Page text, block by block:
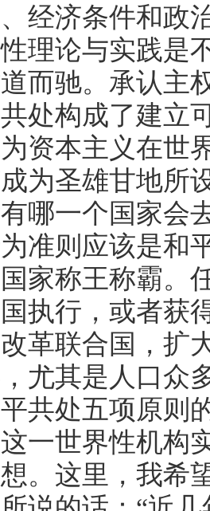
经济条件和政
理论与实践是
而驰。承认主
处构成了建立
资本主义在世
为圣雄甘地所
哪一个国家会
准则应该是和
家称王称霸。
执行，或者获
革联合国，扩
尤其是人口众
共处五项原则
一世界性机构
。这里，我希